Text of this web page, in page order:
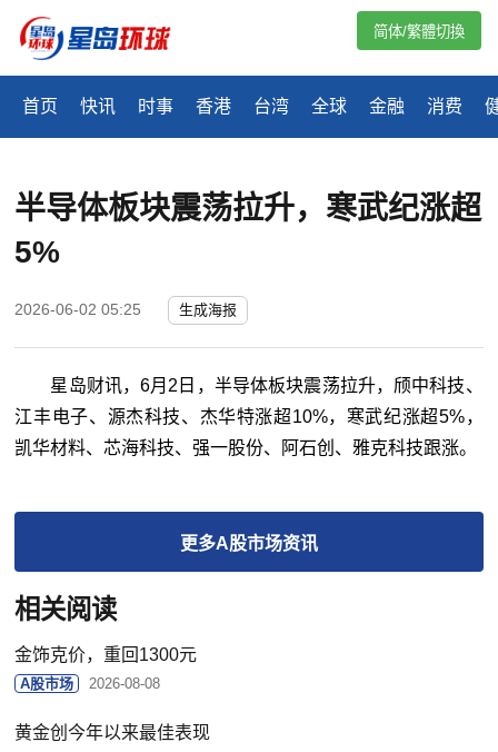
首页 快讯 时事 香港 台湾 全球 金融 消费
简体/繁體切換
半导体板块震荡拉升，寒武纪涨超
5%
2026-06-02 05:25 生成海报
星岛财讯，6月2日，半导体板块震荡拉升，颀中科技、
江丰电子、源杰科技、杰华特涨超10%，寒武纪涨超5%，
凯华材料、芯海科技、强一股份、阿石创、雅克科技跟涨。
更多A股市场资讯
相关阅读
金饰克价，重回1300元
A股市场 2026-08-08
黄金创今年以来最佳表现